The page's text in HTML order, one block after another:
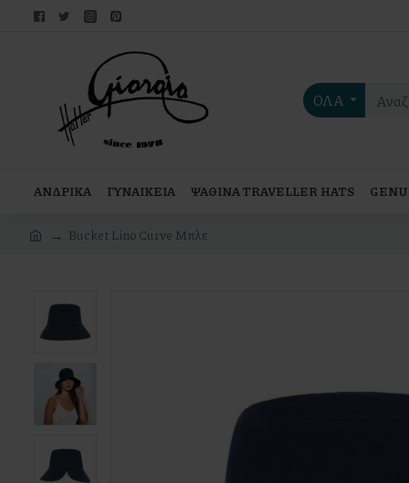
ΟΛΑ
ΑΝΔΡΙΚΑ ΓΥΝΑΙΚΕΙΑ ΨΑΘΙΝΑ TRAVELLER HATS
Bucket Lino Curve Μπλε